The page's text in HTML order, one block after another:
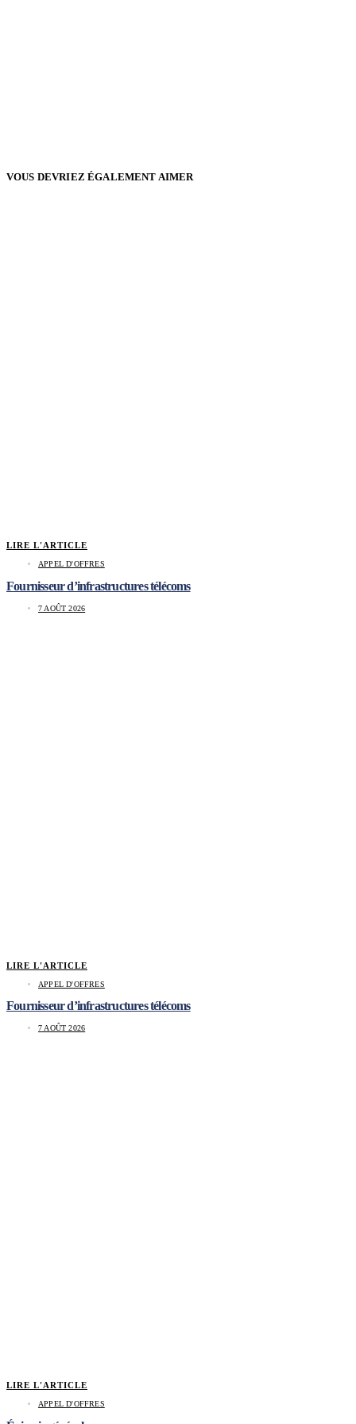
VOUS DEVRIEZ ÉGALEMENT AIMER
LIRE L'ARTICLE
APPEL D'OFFRES
Fournisseur d’infrastructures télécoms
7 AOÛT 2026
LIRE L'ARTICLE
APPEL D'OFFRES
Fournisseur d’infrastructures télécoms
7 AOÛT 2026
LIRE L'ARTICLE
APPEL D'OFFRES